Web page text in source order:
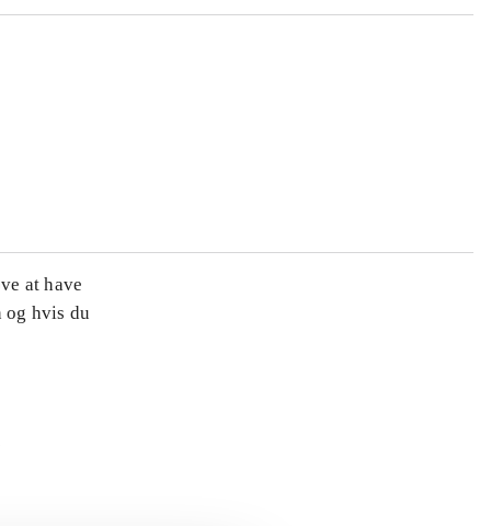
at have
og hvis du